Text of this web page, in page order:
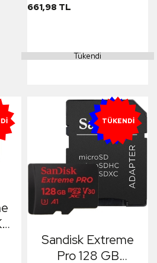
Kamera 4K Hafıza
661,98 TL
Tükendi
YENI
TÜKENDI
Sandisk Extreme
Pro 128 GB